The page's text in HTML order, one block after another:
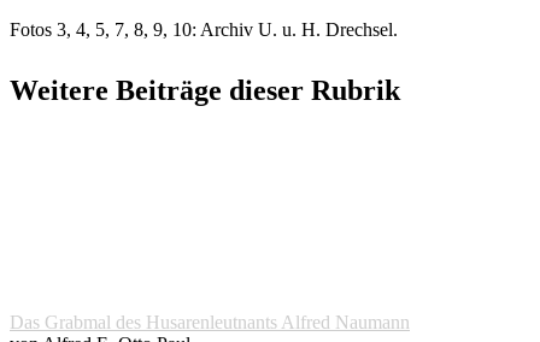
Fotos 3, 4, 5, 7, 8, 9, 10: Archiv U. u. H. Drechsel.
Weitere Beiträge dieser Rubrik
Das Grabmal des Husarenleutnants Alfred Naumann